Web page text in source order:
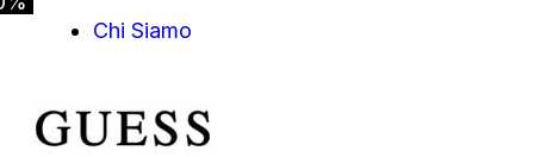
Chi Siamo
Area Legale